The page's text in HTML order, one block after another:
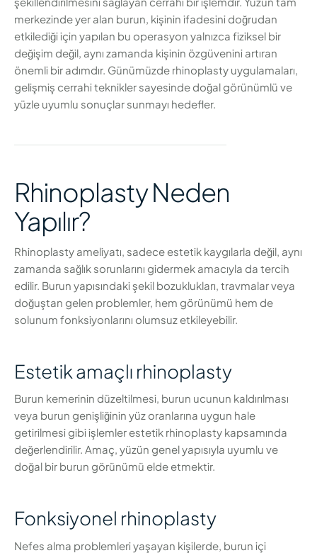
merkezinde yer alan burun, kişinin ifadesini doğrudan
etkilediği için yapılan bu operasyon yalnızca fiziksel bir
değişim değil, aynı zamanda kişinin özgüvenini artıran
önemli bir adımdır. Günümüzde rhinoplasty uygulamaları,
gelişmiş cerrahi teknikler sayesinde doğal görünümlü ve
yüzle uyumlu sonuçlar sunmayı hedefler.
Rhinoplasty Neden
Yapılır?
Rhinoplasty ameliyatı, sadece estetik kaygılarla değil, aynı
zamanda sağlık sorunlarını gidermek amacıyla da tercih
edilir. Burun yapısındaki şekil bozuklukları, travmalar veya
doğuştan gelen problemler, hem görünümü hem de
solunum fonksiyonlarını olumsuz etkileyebilir.
Estetik amaçlı rhinoplasty
Burun kemerinin düzeltilmesi, burun ucunun kaldırılması
veya burun genişliğinin yüz oranlarına uygun hale
getirilmesi gibi işlemler estetik rhinoplasty kapsamında
değerlendirilir. Amaç, yüzün genel yapısıyla uyumlu ve
doğal bir burun görünümü elde etmektir.
Fonksiyonel rhinoplasty
Nefes alma problemleri yaşayan kişilerde, burun içi